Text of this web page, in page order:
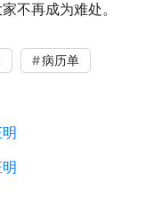
不再成为难处。
病历单